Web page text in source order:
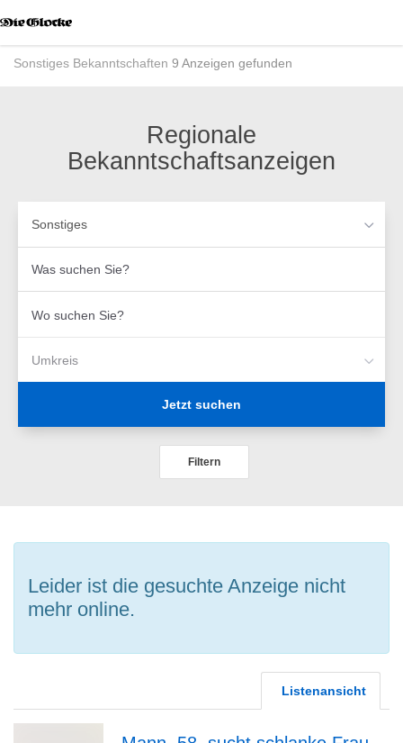
Modus
aktivieren
zurSonstiges Bekanntschaften 9 Anzeigen gefunden
Regionale
Bekanntschaftsanzeigen
Sonstiges
suchen
Sie?
suchen
Umkreis
Jetzt suchen
Filtern
Leider ist die gesuchte Anzeige nicht
mehr online.
Listenansicht